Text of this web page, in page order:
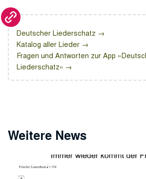
Deutscher Liederschatz
Katalog aller Lieder
Fragen und Antworten zur App
Liederschatz«
Weitere News